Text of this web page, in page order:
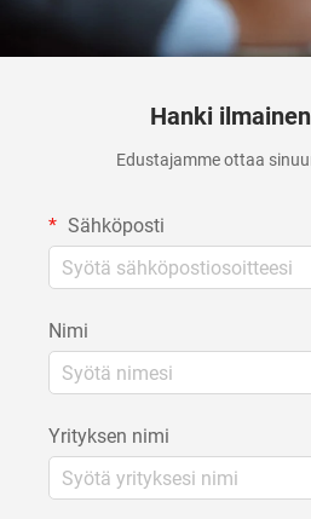
Hanki
Edustajamme ottaa
Sähköposti
Nimi
Yrityksen nimi